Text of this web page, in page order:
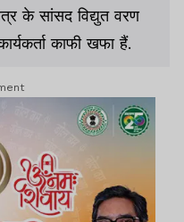
के सांसद विद्युत वरण
काफी खफा हैं.